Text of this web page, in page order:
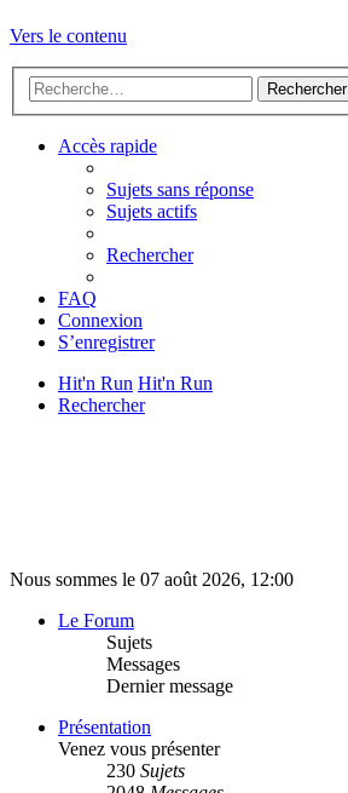
Vers le contenu
Rechercher
Accès rapide
Sujets sans réponse
Sujets actifs
Rechercher
FAQ
Connexion
S’enregistrer
Hit'n Run Hit'n Run
Rechercher
Nous sommes le 07 août 2026, 12:00
Le Forum
Sujets
Messages
Dernier message
Présentation
Venez vous présenter
230 Sujets